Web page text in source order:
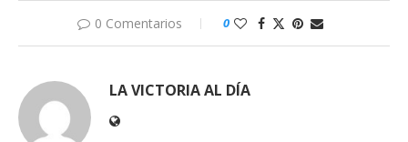
0 Comentarios 0
LA VICTORIA AL DÍA